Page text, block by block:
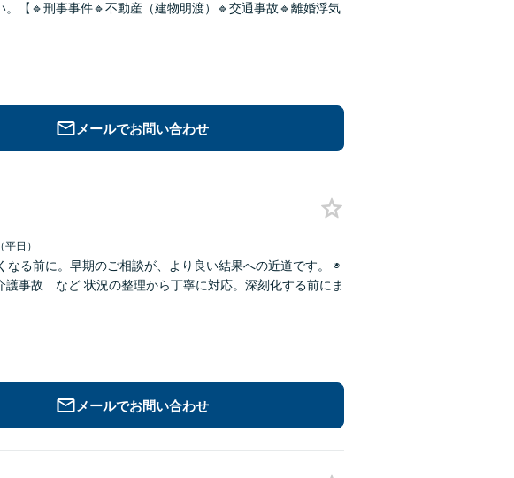
【🔹刑事事件🔹不動産（建物明渡）🔹交通事故🔹離婚浮気
メールでお問い合わせ
日）
なる前に。早期のご相談が、より良い結果への近道です。 ◉
故 など 状況の整理から丁寧に対応。深刻化する前にま
メールでお問い合わせ